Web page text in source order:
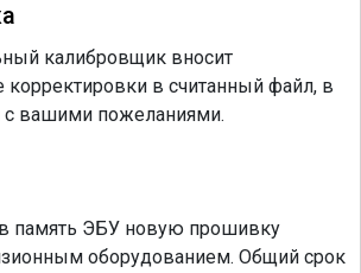
калибровщик вносит
в считанный файл, в
с вашими пожеланиями.
память ЭБУ новую прошивку
оборудованием. Общий срок